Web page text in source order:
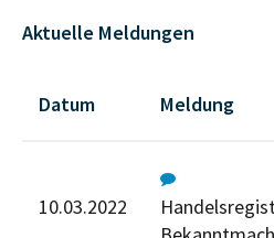
Aktuelle Meldungen
Datum Meldung
10.03.2022